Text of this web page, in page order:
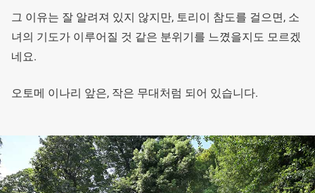
그 이유는 잘 알려져 있지 않지만, 토리이 참도를 걸으면, 소
녀의 기도가 이루어질 것 같은 분위기를 느꼈을지도 모르겠
네요.
오토메 이나리 앞은, 작은 무대처럼 되어 있습니다.